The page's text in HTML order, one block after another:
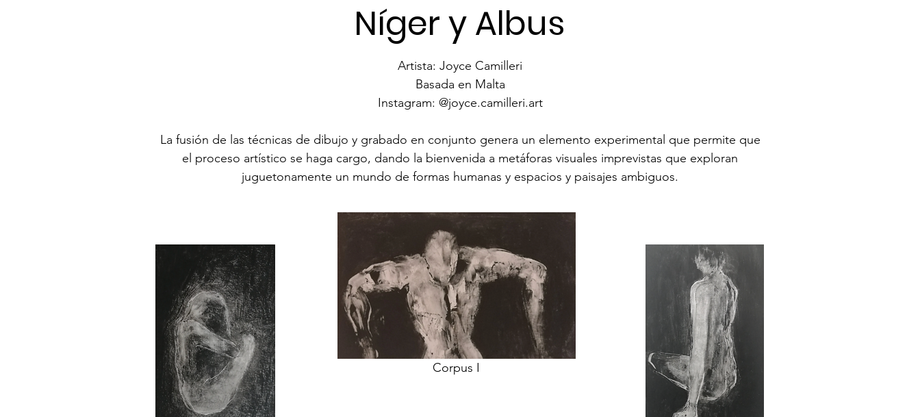
Níger y Albus
Artista: Joyce Camilleri
Basada en Malta
Instagram: @joyce.camilleri.art
La fusión de las técnicas de dibujo y grabado en conjunto genera un elemento experimental que permite que
el proceso artístico se haga cargo, dando la bienvenida a metáforas visuales imprevistas que exploran
juguetonamente un mundo de formas humanas y espacios y paisajes ambiguos.
Corpus I